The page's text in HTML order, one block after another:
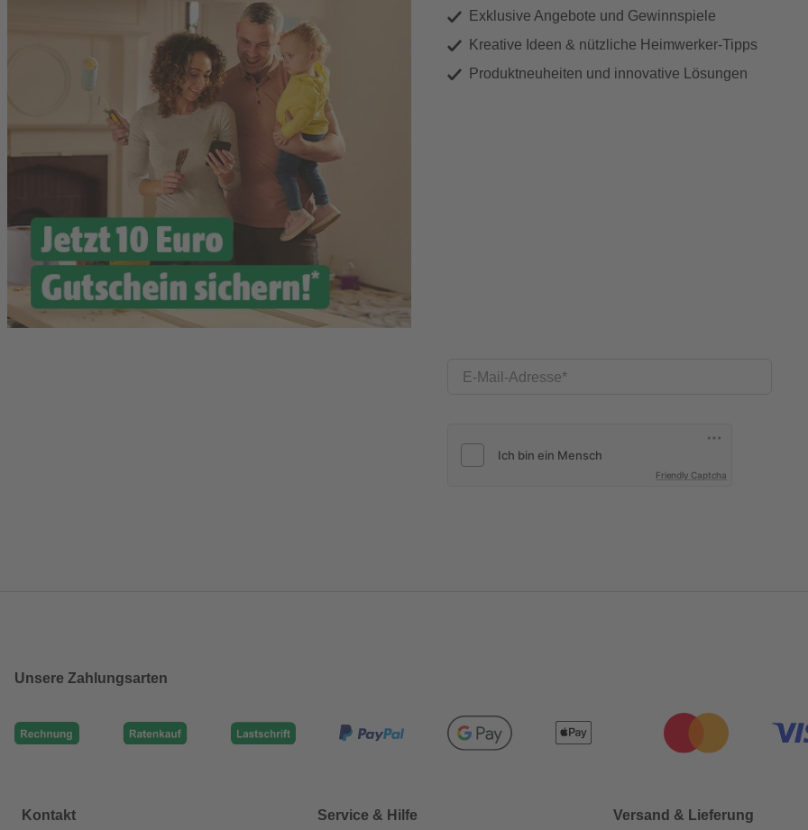
Exklusive Angebote und Gewinnspiele
Kreative Ideen & nützliche Heimwerker-Tipps
Produktneuheiten und innovative Lösungen
E-Mail-Adresse
Friendly Captcha
Unsere Zahlungsarten
Kontakt Service & Hilfe Versand & Lieferung